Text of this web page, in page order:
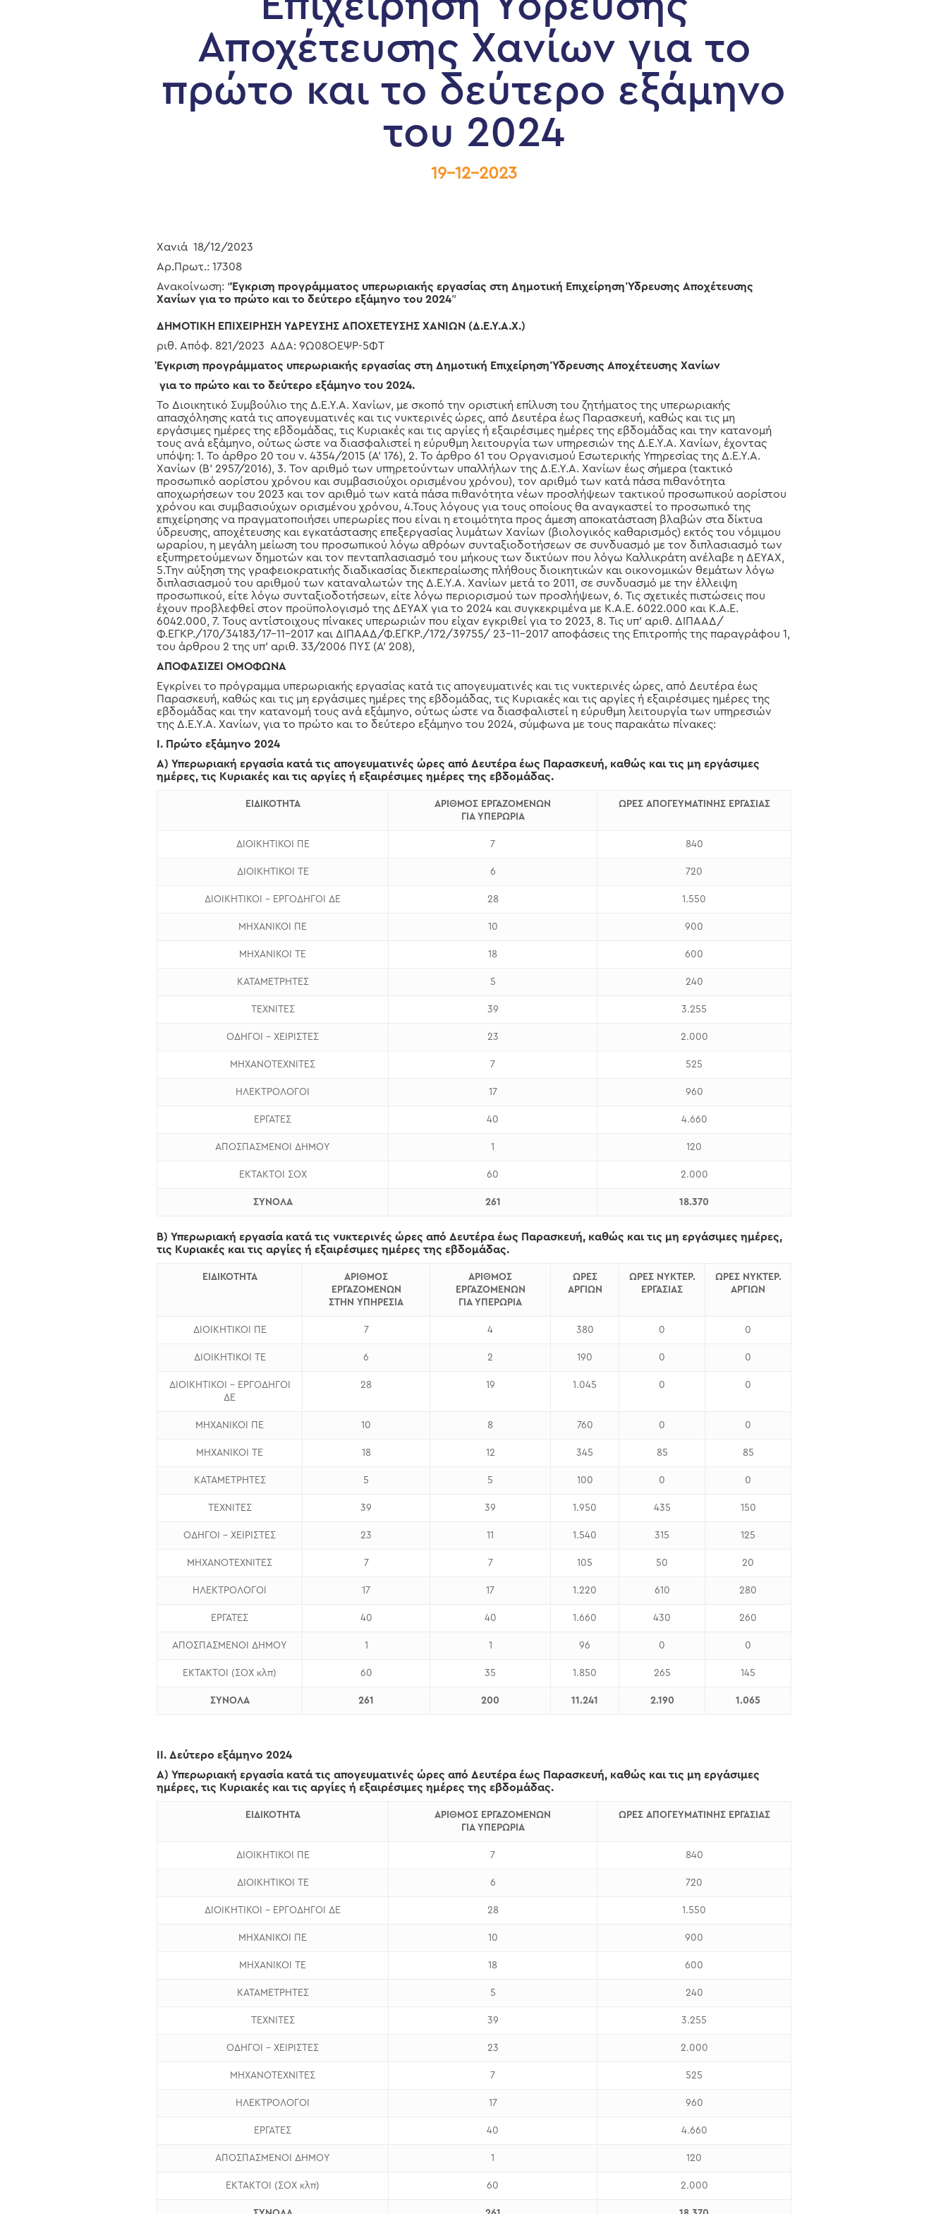
Hit enter to search or ESC to close
Αποχέτευσης Χανίων για το
πρώτο και το δεύτερο εξάμηνο
του 2024
19-12-2023
Χανιά 18/12/2023
Αρ.Πρωτ.: 17308
Ανακοίνωση: “Έγκριση προγράμματος υπερωριακής εργασίας στη Δημοτική Επιχείρηση Ύδρευσης Αποχέτευσης
Χανίων για το πρώτο και το δεύτερο εξάμηνο του 2024”
ΔΗΜΟΤΙΚΗ ΕΠΙΧΕΙΡΗΣΗ ΥΔΡΕΥΣΗΣ ΑΠΟΧΕΤΕΥΣΗΣ ΧΑΝΙΩΝ (Δ.Ε.Υ.Α.Χ.)
ριθ. Απόφ. 821/2023 ΑΔΑ: 9Ω08ΟΕΨΡ-5ΦΤ
Έγκριση προγράμματος υπερωριακής εργασίας στη Δημοτική Επιχείρηση Ύδρευσης Αποχέτευσης Χανίων
για το πρώτο και το δεύτερο εξάμηνο του 2024.
Το Διοικητικό Συμβούλιο της Δ.Ε.Υ.Α. Χανίων, με σκοπό την οριστική επίλυση του ζητήματος της υπερωριακής
απασχόλησης κατά τις απογευματινές και τις νυκτερινές ώρες, από Δευτέρα έως Παρασκευή, καθώς και τις μη
εργάσιμες ημέρες της εβδομάδας, τις Κυριακές και τις αργίες ή εξαιρέσιμες ημέρες της εβδομάδας και την κατανομή
τους ανά εξάμηνο, ούτως ώστε να διασφαλιστεί η εύρυθμη λειτουργία των υπηρεσιών της Δ.Ε.Υ.Α. Χανίων, έχοντας
υπόψη: 1. Το άρθρο 20 του ν. 4354/2015 (Α’ 176), 2. Το άρθρο 61 του Οργανισμού Εσωτερικής Υπηρεσίας της Δ.Ε.Υ.Α.
Χανίων (Β’ 2957/2016), 3. Τον αριθμό των υπηρετούντων υπαλλήλων της Δ.Ε.Υ.Α. Χανίων έως σήμερα (τακτικό
προσωπικό αορίστου χρόνου και συμβασιούχοι ορισμένου χρόνου), τον αριθμό των κατά πάσα πιθανότητα
αποχωρήσεων του 2023 και τον αριθμό των κατά πάσα πιθανότητα νέων προσλήψεων τακτικού προσωπικού αορίστου
χρόνου και συμβασιούχων ορισμένου χρόνου, 4.Τους λόγους για τους οποίους θα αναγκαστεί το προσωπικό της
επιχείρησης να πραγματοποιήσει υπερωρίες που είναι η ετοιμότητα προς άμεση αποκατάσταση βλαβών στα δίκτυα
ύδρευσης, αποχέτευσης και εγκατάστασης επεξεργασίας λυμάτων Χανίων (βιολογικός καθαρισμός) εκτός του νόμιμου
ωραρίου, η μεγάλη μείωση του προσωπικού λόγω αθρόων συνταξιοδοτήσεων σε συνδυασμό με τον διπλασιασμό των
εξυπηρετούμενων δημοτών και τον πενταπλασιασμό του μήκους των δικτύων που λόγω Καλλικράτη ανέλαβε η ΔΕΥΑΧ,
5.Την αύξηση της γραφειοκρατικής διαδικασίας διεκπεραίωσης πλήθους διοικητικών και οικονομικών θεμάτων λόγω
διπλασιασμού του αριθμού των καταναλωτών της Δ.Ε.Υ.Α. Χανίων μετά το 2011, σε συνδυασμό με την έλλειψη
προσωπικού, είτε λόγω συνταξιοδοτήσεων, είτε λόγω περιορισμού των προσλήψεων, 6. Τις σχετικές πιστώσεις που
έχουν προβλεφθεί στον προϋπολογισμό της ΔΕΥΑΧ για το 2024 και συγκεκριμένα με Κ.Α.Ε. 6022.000 και Κ.Α.Ε.
6042.000, 7. Τους αντίστοιχους πίνακες υπερωριών που είχαν εγκριθεί για το 2023, 8. Τις υπ’ αριθ. ΔΙΠΑΑΔ/
Φ.ΕΓΚΡ./170/34183/17-11-2017 και ΔΙΠΑΑΔ/Φ.ΕΓΚΡ./172/39755/ 23-11-2017 αποφάσεις της Επιτροπής της παραγράφου 1,
του άρθρου 2 της υπ’ αριθ. 33/2006 ΠΥΣ (Α’ 208),
ΑΠΟΦΑΣΙΖΕΙ ΟΜΟΦΩΝΑ
Εγκρίνει το πρόγραμμα υπερωριακής εργασίας κατά τις απογευματινές και τις νυκτερινές ώρες, από Δευτέρα έως
Παρασκευή, καθώς και τις μη εργάσιμες ημέρες της εβδομάδας, τις Κυριακές και τις αργίες ή εξαιρέσιμες ημέρες της
εβδομάδας και την κατανομή τους ανά εξάμηνο, ούτως ώστε να διασφαλιστεί η εύρυθμη λειτουργία των υπηρεσιών
της Δ.Ε.Υ.Α. Χανίων, για το πρώτο και το δεύτερο εξάμηνο του 2024, σύμφωνα με τους παρακάτω πίνακες:
Ι. Πρώτο εξάμηνο 2024
Α) Υπερωριακή εργασία κατά τις απογευματινές ώρες από Δευτέρα έως Παρασκευή, καθώς και τις μη εργάσιμες
ημέρες, τις Κυριακές και τις αργίες ή εξαιρέσιμες ημέρες της εβδομάδας.
ΕΙΔΙΚΟΤΗΤΑ
ΑΡΙΘΜΟΣ ΕΡΓΑΖΟΜΕΝΩΝ
ΓΙΑ ΥΠΕΡΩΡΙΑ
ΩΡΕΣ ΑΠΟΓΕΥΜΑΤΙΝΗΣ ΕΡΓΑΣΙΑΣ
ΔΙΟΙΚΗΤΙΚΟΙ ΠΕ 7 840
ΔΙΟΙΚΗΤΙΚΟΙ ΤΕ 6 720
ΔΙΟΙΚΗΤΙΚΟΙ – ΕΡΓΟΔΗΓΟΙ ΔΕ 28 1.550
ΜΗΧΑΝΙΚΟΙ ΠΕ 10 900
ΜΗΧΑΝΙΚΟΙ ΤΕ 18 600
ΚΑΤΑΜΕΤΡΗΤΕΣ 5 240
ΤΕΧΝΙΤΕΣ 39 3.255
ΟΔΗΓΟΙ – ΧΕΙΡΙΣΤΕΣ 23 2.000
ΜΗΧΑΝΟΤΕΧΝΙΤΕΣ 7 525
ΗΛΕΚΤΡΟΛΟΓΟΙ 17 960
ΕΡΓΑΤΕΣ 40 4.660
ΑΠΟΣΠΑΣΜΕΝΟΙ ΔΗΜΟΥ 1 120
ΕΚΤΑΚΤΟΙ ΣΟΧ 60 2.000
ΣΥΝΟΛΑ 261 18.370
Β) Υπερωριακή εργασία κατά τις νυκτερινές ώρες από Δευτέρα έως Παρασκευή, καθώς και τις μη εργάσιμες ημέρες,
τις Κυριακές και τις αργίες ή εξαιρέσιμες ημέρες της εβδομάδας.
ΕΙΔΙΚΟΤΗΤΑ
ΑΡΙΘΜΟΣ
ΕΡΓΑΖΟΜΕΝΩΝ
ΣΤΗΝ ΥΠΗΡΕΣΙΑ
ΑΡΙΘΜΟΣ
ΕΡΓΑΖΟΜΕΝΩΝ
ΓΙΑ ΥΠΕΡΩΡΙΑ
ΩΡΕΣ
ΑΡΓΙΩΝ
ΩΡΕΣ ΝΥΚΤΕΡ.
ΕΡΓΑΣΙΑΣ
ΩΡΕΣ ΝΥΚΤΕΡ.
ΑΡΓΙΩΝ
ΔΙΟΙΚΗΤΙΚΟΙ ΠΕ 7 4 380 0 0
ΔΙΟΙΚΗΤΙΚΟΙ ΤΕ 6 2 190 0 0
ΔΙΟΙΚΗΤΙΚΟΙ – ΕΡΓΟΔΗΓΟΙ
ΔΕ
28 19 1.045 0 0
ΜΗΧΑΝΙΚΟΙ ΠΕ 10 8 760 0 0
ΜΗΧΑΝΙΚΟΙ ΤΕ 18 12 345 85 85
ΚΑΤΑΜΕΤΡΗΤΕΣ 5 5 100 0 0
ΤΕΧΝΙΤΕΣ 39 39 1.950 435 150
ΟΔΗΓΟΙ – ΧΕΙΡΙΣΤΕΣ 23 11 1.540 315 125
ΜΗΧΑΝΟΤΕΧΝΙΤΕΣ 7 7 105 50 20
ΗΛΕΚΤΡΟΛΟΓΟΙ 17 17 1.220 610 280
ΕΡΓΑΤΕΣ 40 40 1.660 430 260
ΑΠΟΣΠΑΣΜΕΝΟΙ ΔΗΜΟΥ 1 1 96 0 0
ΕΚΤΑΚΤΟΙ (ΣΟΧ κλπ) 60 35 1.850 265 145
ΣΥΝΟΛΑ 261 200 11.241 2.190 1.065
ΙΙ. Δεύτερο εξάμηνο 2024
Α) Υπερωριακή εργασία κατά τις απογευματινές ώρες από Δευτέρα έως Παρασκευή, καθώς και τις μη εργάσιμες
ημέρες, τις Κυριακές και τις αργίες ή εξαιρέσιμες ημέρες της εβδομάδας.
ΕΙΔΙΚΟΤΗΤΑ
ΑΡΙΘΜΟΣ ΕΡΓΑΖΟΜΕΝΩΝ
ΓΙΑ ΥΠΕΡΩΡΙΑ
ΩΡΕΣ ΑΠΟΓΕΥΜΑΤΙΝΗΣ ΕΡΓΑΣΙΑΣ
ΔΙΟΙΚΗΤΙΚΟΙ ΠΕ 7 840
ΔΙΟΙΚΗΤΙΚΟΙ ΤΕ 6 720
ΔΙΟΙΚΗΤΙΚΟΙ – ΕΡΓΟΔΗΓΟΙ ΔΕ 28 1.550
ΜΗΧΑΝΙΚΟΙ ΠΕ 10 900
ΜΗΧΑΝΙΚΟΙ ΤΕ 18 600
ΚΑΤΑΜΕΤΡΗΤΕΣ 5 240
ΤΕΧΝΙΤΕΣ 39 3.255
ΟΔΗΓΟΙ – ΧΕΙΡΙΣΤΕΣ 23 2.000
ΜΗΧΑΝΟΤΕΧΝΙΤΕΣ 7 525
ΗΛΕΚΤΡΟΛΟΓΟΙ 17 960
ΕΡΓΑΤΕΣ 40 4.660
ΑΠΟΣΠΑΣΜΕΝΟΙ ΔΗΜΟΥ 1 120
ΕΚΤΑΚΤΟΙ (ΣΟΧ κλπ) 60 2.000